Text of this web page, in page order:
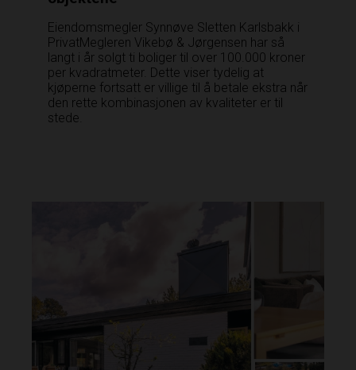
Eiendomsmegler Synnøve Sletten Karlsbakk i
PrivatMegleren Vikebø & Jørgensen har så
langt i år solgt ti boliger til over 100.000 kroner
per kvadratmeter. Dette viser tydelig at
kjøperne fortsatt er villige til å betale ekstra når
den rette kombinasjonen av kvaliteter er til
stede.